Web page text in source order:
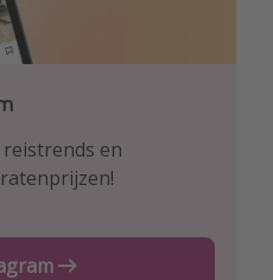
en
reis- en
piratenprijzen!
beste reis-hacks!